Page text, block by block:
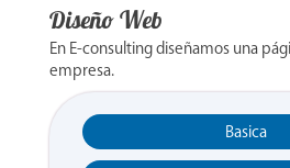
Diseño Web
En E-consulting diseñamos una
empresa.
Basica